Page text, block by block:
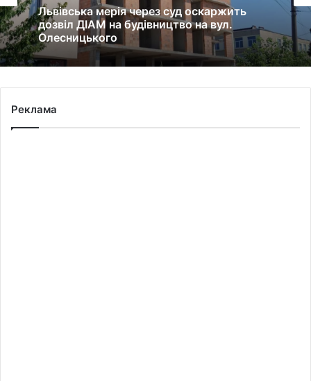
Львівська мерія через суд оскаржить
дозвіл ДІАМ на будівництво на вул.
Олесницького
Реклама